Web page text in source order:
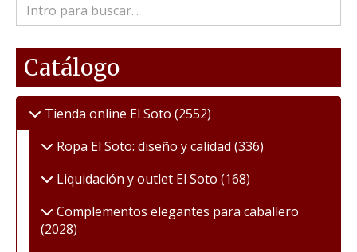
Catálogo
Tienda online El Soto (2552)
Ropa El Soto: diseño y calidad (336)
Liquidación y outlet El Soto (168)
Complementos elegantes para caballero
(2028)